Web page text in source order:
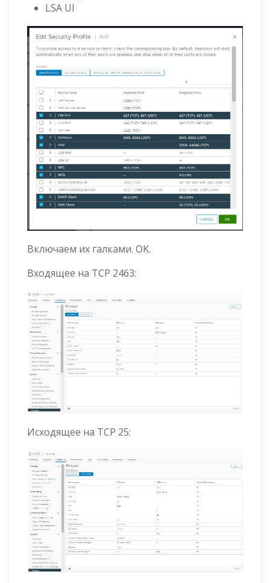
LSA UI
Включаем их галками. OK.
Входящее на TCP 2463:
Исходящее на TCP 25: